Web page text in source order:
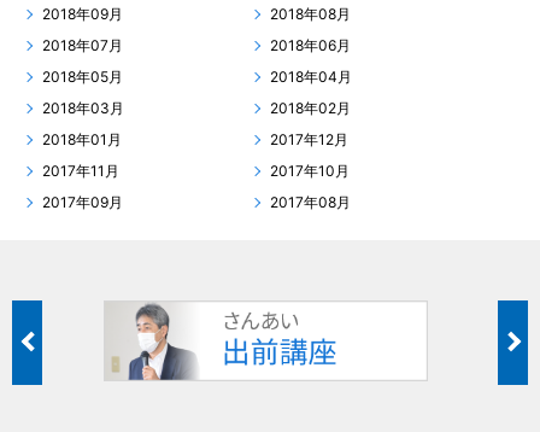
2018年09月
2018年08月
2018年07月
2018年06月
2018年05月
2018年04月
2018年03月
2018年02月
2018年01月
2017年12月
2017年11月
2017年10月
2017年09月
2017年08月